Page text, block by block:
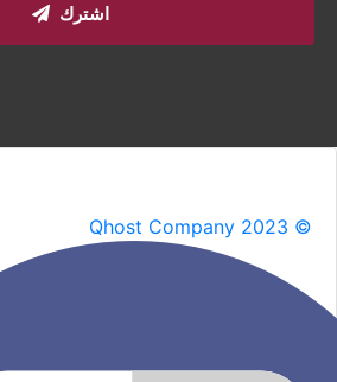
اشترك
Qhost Company 2023 ©